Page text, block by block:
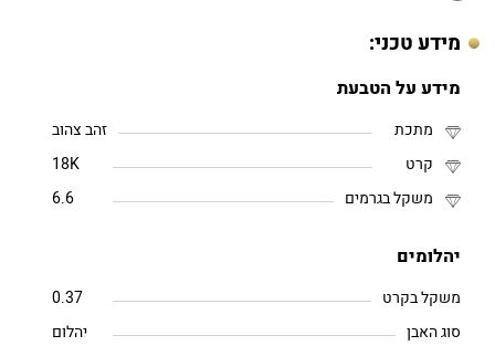
מידע טכני:
מידע על הטבעת
מתכת
זהב צהוב
קרט
18K
משקל בגרמים
6.6
יהלומים
משקל בקרט
0.37
סוג האבן
יהלום